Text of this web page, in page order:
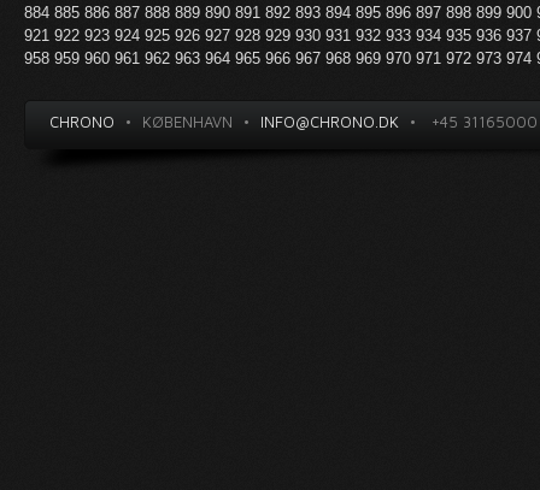
884 885 886 887 888 889 890 891 892 893 894 895 896 897 898 899 900
921 922 923 924 925 926 927 928 929 930 931 932 933 934 935 936 937
958 959 960 961 962 963 964 965 966 967 968 969 970 971 972 973 974
CHRONO • KØBENHAVN • INFO@CHRONO.DK • +45 31165000